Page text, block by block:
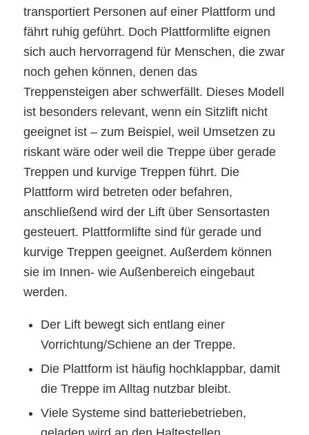
transportiert Personen auf einer Plattform und
fährt ruhig geführt. Doch Plattformlifte eignen
sich auch hervorragend für Menschen, die zwar
noch gehen können, denen das
Treppensteigen aber schwerfällt. Dieses Modell
ist besonders relevant, wenn ein Sitzlift nicht
geeignet ist – zum Beispiel, weil Umsetzen zu
riskant wäre oder weil die Treppe über gerade
Treppen und kurvige Treppen führt. Die
Plattform wird betreten oder befahren,
anschließend wird der Lift über Sensortasten
gesteuert. Plattformlifte sind für gerade und
kurvige Treppen geeignet. Außerdem können
sie im Innen- wie Außenbereich eingebaut
werden.
Der Lift bewegt sich entlang einer
Vorrichtung/Schiene an der Treppe.
Die Plattform ist häufig hochklappbar, damit
die Treppe im Alltag nutzbar bleibt.
Viele Systeme sind batteriebetrieben,